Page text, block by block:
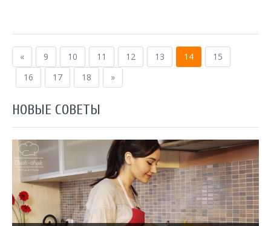
« 9 10 11 12 13 14
15
16
17 18 »
НОВЫЕ СОВЕТЫ